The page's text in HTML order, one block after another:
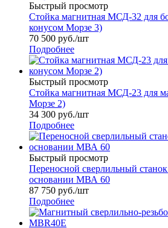
Быстрый просмотр
Стойка магнитная МСД-32 для
конусом Морзе 3)
70 500 руб./шт
Подробнее
Быстрый просмотр
Стойка магнитная МСД-23 для
Морзе 2)
34 300 руб./шт
Подробнее
Быстрый просмотр
Переносной сверлильный
основании МВА 60
87 750 руб./шт
Подробнее